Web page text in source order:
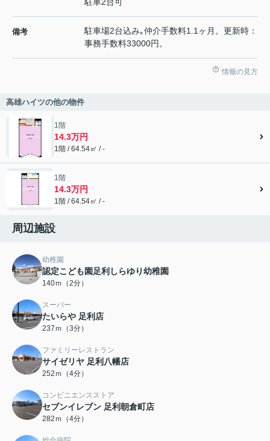
備考
駐車場2台込み｡仲介手数料1.1ヶ月。更新時：
事務手数料33000円。
情報の見方
高雄ハイツの他の物件
1階
14.3万円
1階 / 64.54㎡ / -
1階
14.3万円
1階 / 64.54㎡ / -
周辺施設
幼稚園
認定こども園足利しらゆり幼稚園
140ｍ（2分）
スーパー
たいらや 足利店
237ｍ（3分）
ファミリーレストラン
サイゼリヤ 足利八幡店
252ｍ（4分）
コンビニエンスストア
セブンイレブン 足利朝倉町店
282ｍ（4分）